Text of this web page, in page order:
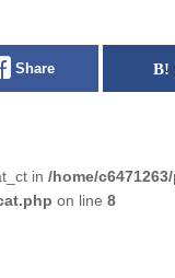
Share
in /home/
on line 8